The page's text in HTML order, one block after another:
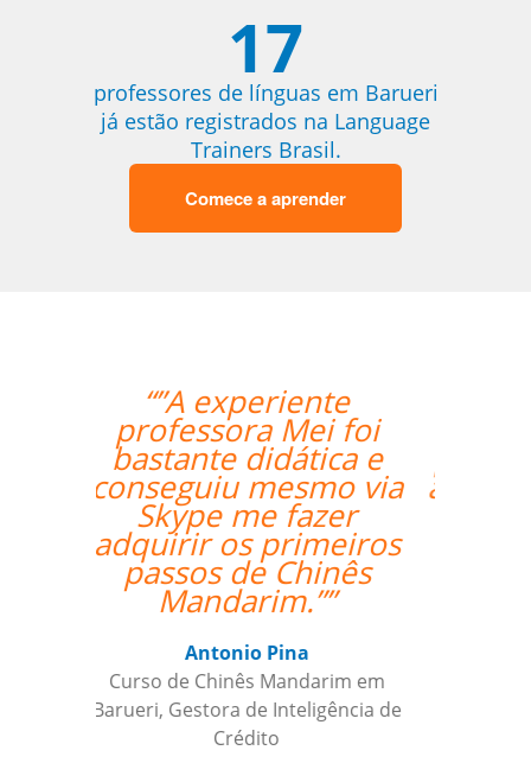
17
professores de línguas em Barueri
já estão registrados na Language
Trainers Brasil.
Comece a aprender
“”As aulas foram
maravilhosas. O
professor foi ótimo e
atencioso e altamente
recomendado.””
Sameer Gafoor
Curso de Alemão em Chicago